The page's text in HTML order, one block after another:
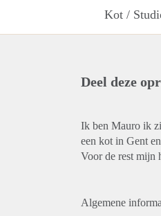
Kot /
Deel deze
Ik ben Mauro ik
een kot in Gent
Voor de rest mijn
Algemene